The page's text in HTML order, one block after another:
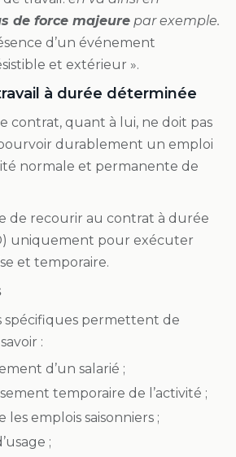
de force majeure par exemple.
d’un événement
et extérieur ».
à durée déterminée
contrat, quant à lui, ne doit pas
durablement un emploi
normale et permanente de
de recourir au contrat à durée
uniquement pour exécuter
et temporaire.
spécifiques permettent de
:
d’un salarié ;
temporaire de l’activité ;
les emplois saisonniers ;
;